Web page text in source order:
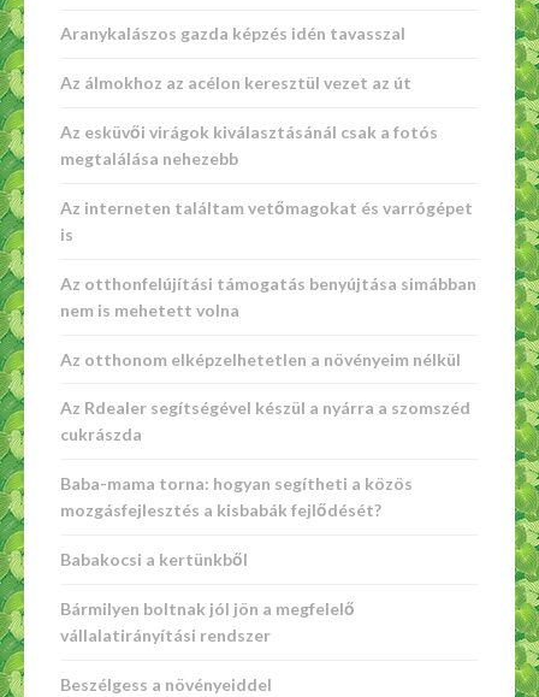
Aranykalászos gazda képzés idén tavasszal
Az álmokhoz az acélon keresztül vezet az út
Az esküvői virágok kiválasztásánál csak a fotós
megtalálása nehezebb
Az interneten találtam vetőmagokat és varrógépet
is
Az otthonfelújítási támogatás benyújtása simábban
nem is mehetett volna
Az otthonom elképzelhetetlen a növényeim nélkül
Az Rdealer segítségével készül a nyárra a szomszéd
cukrászda
Baba-mama torna: hogyan segítheti a közös
mozgásfejlesztés a kisbabák fejlődését?
Babakocsi a kertünkből
Bármilyen boltnak jól jön a megfelelő
vállalatirányítási rendszer
Beszélgess a növényeiddel